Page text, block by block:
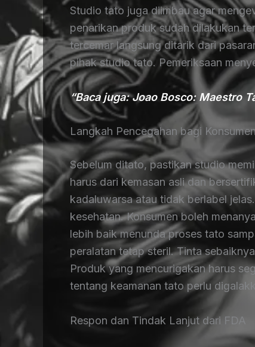
Studio tato juga diimbau agar
penarikan produk sudah dilakukan
tercemar langsung ditarik dari
pihak studio tato. Pemeriksaan
“Baca juga: Joao Bosco: Maestro
Langkah Pencegahan bagi
Sebelum ditato, pastikan studio
harus dari kemasan asli dan
kadaluwarsa atau tidak berlabel
kesehatan. Konsumen boleh
lebih baik menunda proses tato
peralatan tetap steril. Tinta
Produk yang mencurigakan harus
tentang keamanan tato perlu
Respon dan Tindak Lanjut dari FDA